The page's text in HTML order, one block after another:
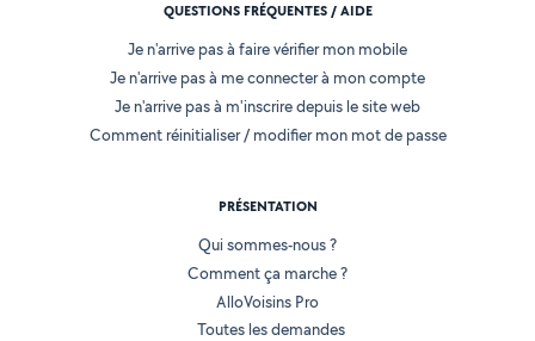
QUESTIONS FRÉQUENTES / AIDE
Je n'arrive pas à faire vérifier mon mobile
Je n'arrive pas à me connecter à mon compte
Je n'arrive pas à m'inscrire depuis le site web
Comment réinitialiser / modifier mon mot de passe
PRÉSENTATION
Qui sommes-nous ?
Comment ça marche ?
AlloVoisins Pro
Toutes les demandes